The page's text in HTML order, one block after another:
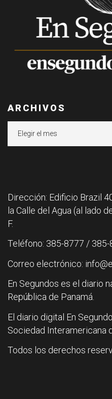
ARCHIVOS
Dirección: Edificio Brazil
la Calle del Agua (al lado
F.
Teléfono: 385-8777 / 385-
Correo electrónico:
En Segundos es el diario
República de Panamá.
El diario digital En
Sociedad Interamericana
Todos los derechos